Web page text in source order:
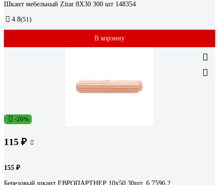
Шкант мебельный Zitar 8Х30 300 шт 148354
4.8(51)
В корзину
-26%
115 ₽
155 ₽
Березовый шкант ЕВРОПАРТНЕР 10х50 30шт. 6 7596 2